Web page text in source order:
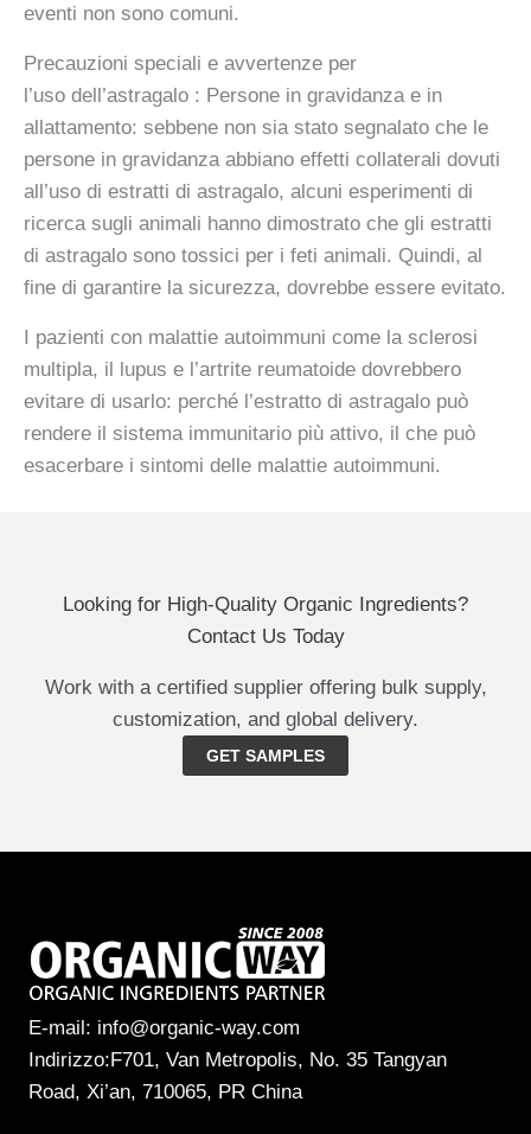
eventi non sono comuni.
Precauzioni speciali e avvertenze per
l’uso dell’astragalo : Persone in gravidanza e in
allattamento: sebbene non sia stato segnalato che le
persone in gravidanza abbiano effetti collaterali dovuti
all’uso di estratti di astragalo, alcuni esperimenti di
ricerca sugli animali hanno dimostrato che gli estratti
di astragalo sono tossici per i feti animali. Quindi, al
fine di garantire la sicurezza, dovrebbe essere evitato.
I pazienti con malattie autoimmuni come la sclerosi
multipla, il lupus e l’artrite reumatoide dovrebbero
evitare di usarlo: perché l’estratto di astragalo può
rendere il sistema immunitario più attivo, il che può
esacerbare i sintomi delle malattie autoimmuni.
Looking for High-Quality Organic Ingredients?
Contact Us Today
Work with a certified supplier offering bulk supply,
customization, and global delivery.
GET SAMPLES
E-mail: info@organic-way.com
Indirizzo:F701, Van Metropolis, No. 35 Tangyan
Road, Xi’an, 710065, PR China